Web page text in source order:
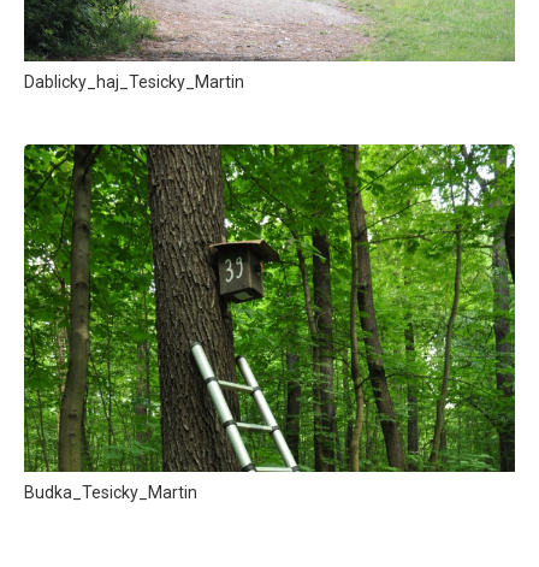
Dablicky_haj_Tesicky_Martin
Budka_Tesicky_Martin